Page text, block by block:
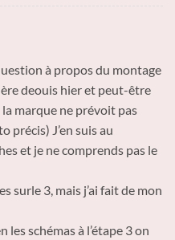
à propos du montage
deouis hier et peut-être
la marque ne prévoit pas
précis) J’en suis au
et je ne comprends pas le
surle 3, mais j’ai fait de mon
les schémas à l’étape 3 on